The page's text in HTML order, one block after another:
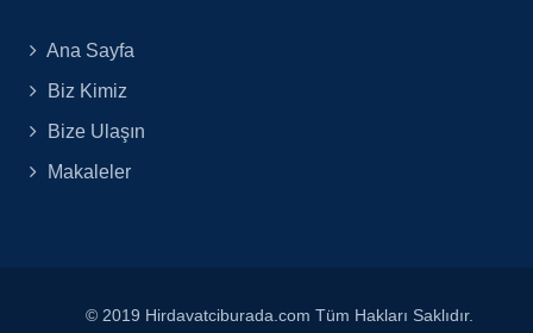
Ana Sayfa
Biz Kimiz
Bize Ulaşın
Makaleler
© 2019 Hirdavatciburada.com Tüm Hakları Saklıdır.